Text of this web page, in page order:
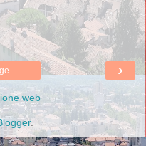
›
web
.